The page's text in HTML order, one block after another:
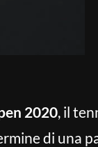
2020, il
di una